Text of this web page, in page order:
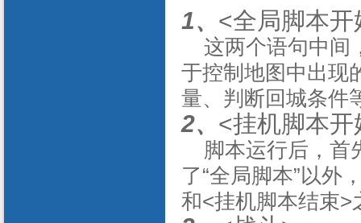
1、 <全局脚本
这两个语句中间
于控制地图中出现
量、判断回城条件
2、 <挂机脚本
脚本运行后，首
了“全局脚本”以外
和<挂机脚本结束>